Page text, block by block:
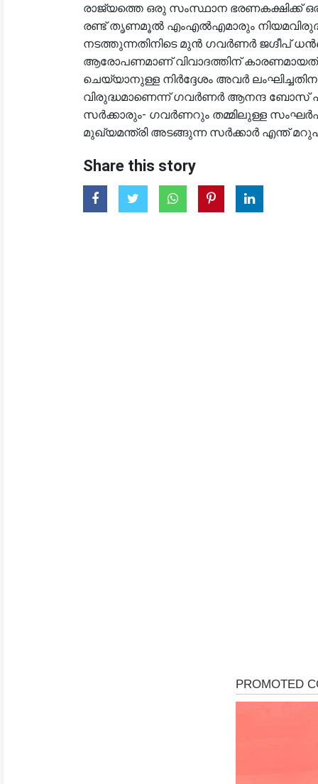
രാജ്യത്തെ ഒരു സംസ്ഥാന ഭരണകക്ഷിക്ക്
രണ്ട് തൃണമൂൽ എംഎൽഎമാരും
നടത്തുന്നതിനിടെ മുൻ ഗവർണർ ജഗ്ദീപ്
ആരോപണമാണ് വിവാദത്തിന്
ചെയ്യാനുള്ള നിർദ്ദേശം അവർ
വിരുദ്ധമാണെന്ന് ഗവർണർ ആനന്ദ ബോസ്
സർക്കാരും- ഗവർണറും തമ്മിലുള്ള
മുഖ്യമന്ത്രി അടങ്ങുന്ന സർക്കാർ എന്ത്
Share this story